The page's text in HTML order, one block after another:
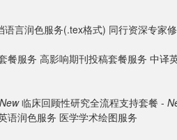
语言润色服务(.tex格式) 同行资深专家
餐服务 高影响期刊投稿套餐服务 中译
New 临床回顾性研究全流程支持套餐 -
语润色服务 医学学术绘图服务